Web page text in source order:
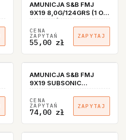
AMUNICJA S&B FMJ
9X19 8,0G/124GRS (1 OP
= 50SZT)
CENA
ZAPYTAŃ
55,00 zł
ZAPYTAJ
AMUNICJA S&B FMJ
9X19 SUBSONIC
9,7G/150GRS (50SZT)
CENA
ZAPYTAŃ
74,00 zł
ZAPYTAJ